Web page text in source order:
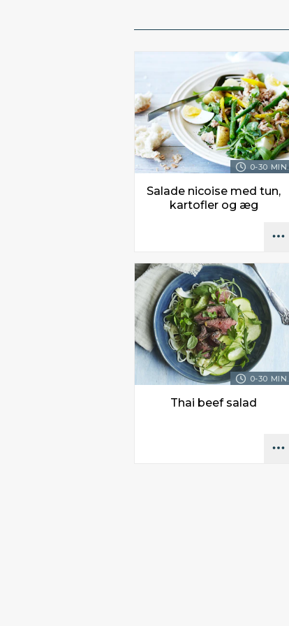
0-30 MIN.
Salade nicoise med tun,
kartofler og æg
0-30 MIN.
Thai beef salad